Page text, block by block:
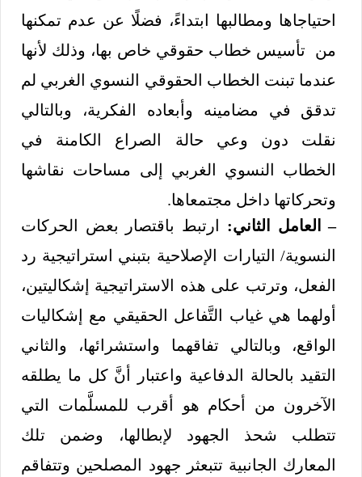
احتياجاها ومطالبها ابتداءً، فضلًا عن عدم تمكنها
من تأسيس خطاب حقوقي خاص بها، وذلك لأنها
عندما تبنت الخطاب الحقوقي النسوي الغربي لم
تدقق في مضامينه وأبعاده الفكرية، وبالتالي
نقلت دون وعي حالة الصراع الكامنة في
الخطاب النسوي الغربي إلى مساحات نقاشها
وتحركاتها داخل مجتمعاها.
– العامل الثاني: ارتبط باقتصار بعض الحركات
النسوية/ التيارات الإصلاحية بتبني استراتيجية رد
الفعل، وترتب على هذه الاستراتيجية إشكاليتين،
أولهما هي غياب التَّفاعل الحقيقي مع إشكاليات
الواقع، وبالتالي تفاقهما واستشرائها، والثاني
التقيد بالحالة الدفاعية واعتبار أنَّ كل ما يطلقه
الآخرون من أحكام هو أقرب للمسلَّمات التي
تتطلب شحذ الجهود لإبطالها، وضمن تلك
المعارك الجانبية تتبعثر جهود المصلحين وتتفاقم